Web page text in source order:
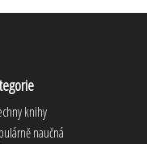
knihy
naučná